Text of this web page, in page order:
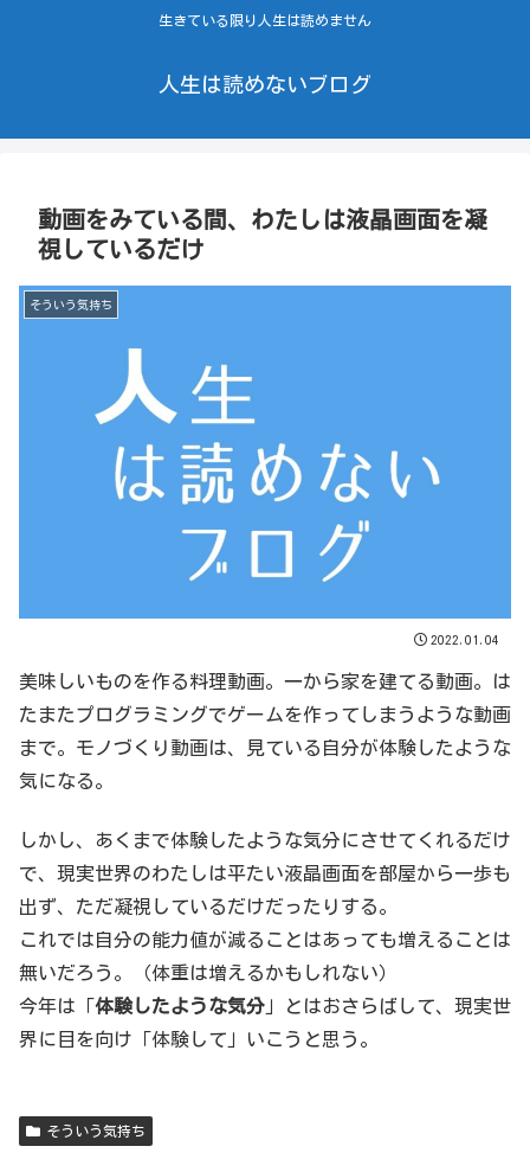
生きている限り人生は読めません
人生は読めないブログ
動画をみている間、わたしは液晶画面を凝
視しているだけ
そういう気持ち
2022.01.04
美味しいものを作る料理動画。一から家を建てる動画。は
たまたプログラミングでゲームを作ってしまうような動画
まで。モノづくり動画は、見ている自分が体験したような
気になる。
しかし、あくまで体験したような気分にさせてくれるだけ
で、現実世界のわたしは平たい液晶画面を部屋から一歩も
出ず、ただ凝視しているだけだったりする。
これでは自分の能力値が減ることはあっても増えることは
無いだろう。（体重は増えるかもしれない）
今年は「体験したような気分 」とはおさらばして、現実世
界に目を向け「体験して」いこうと思う。
そういう気持ち